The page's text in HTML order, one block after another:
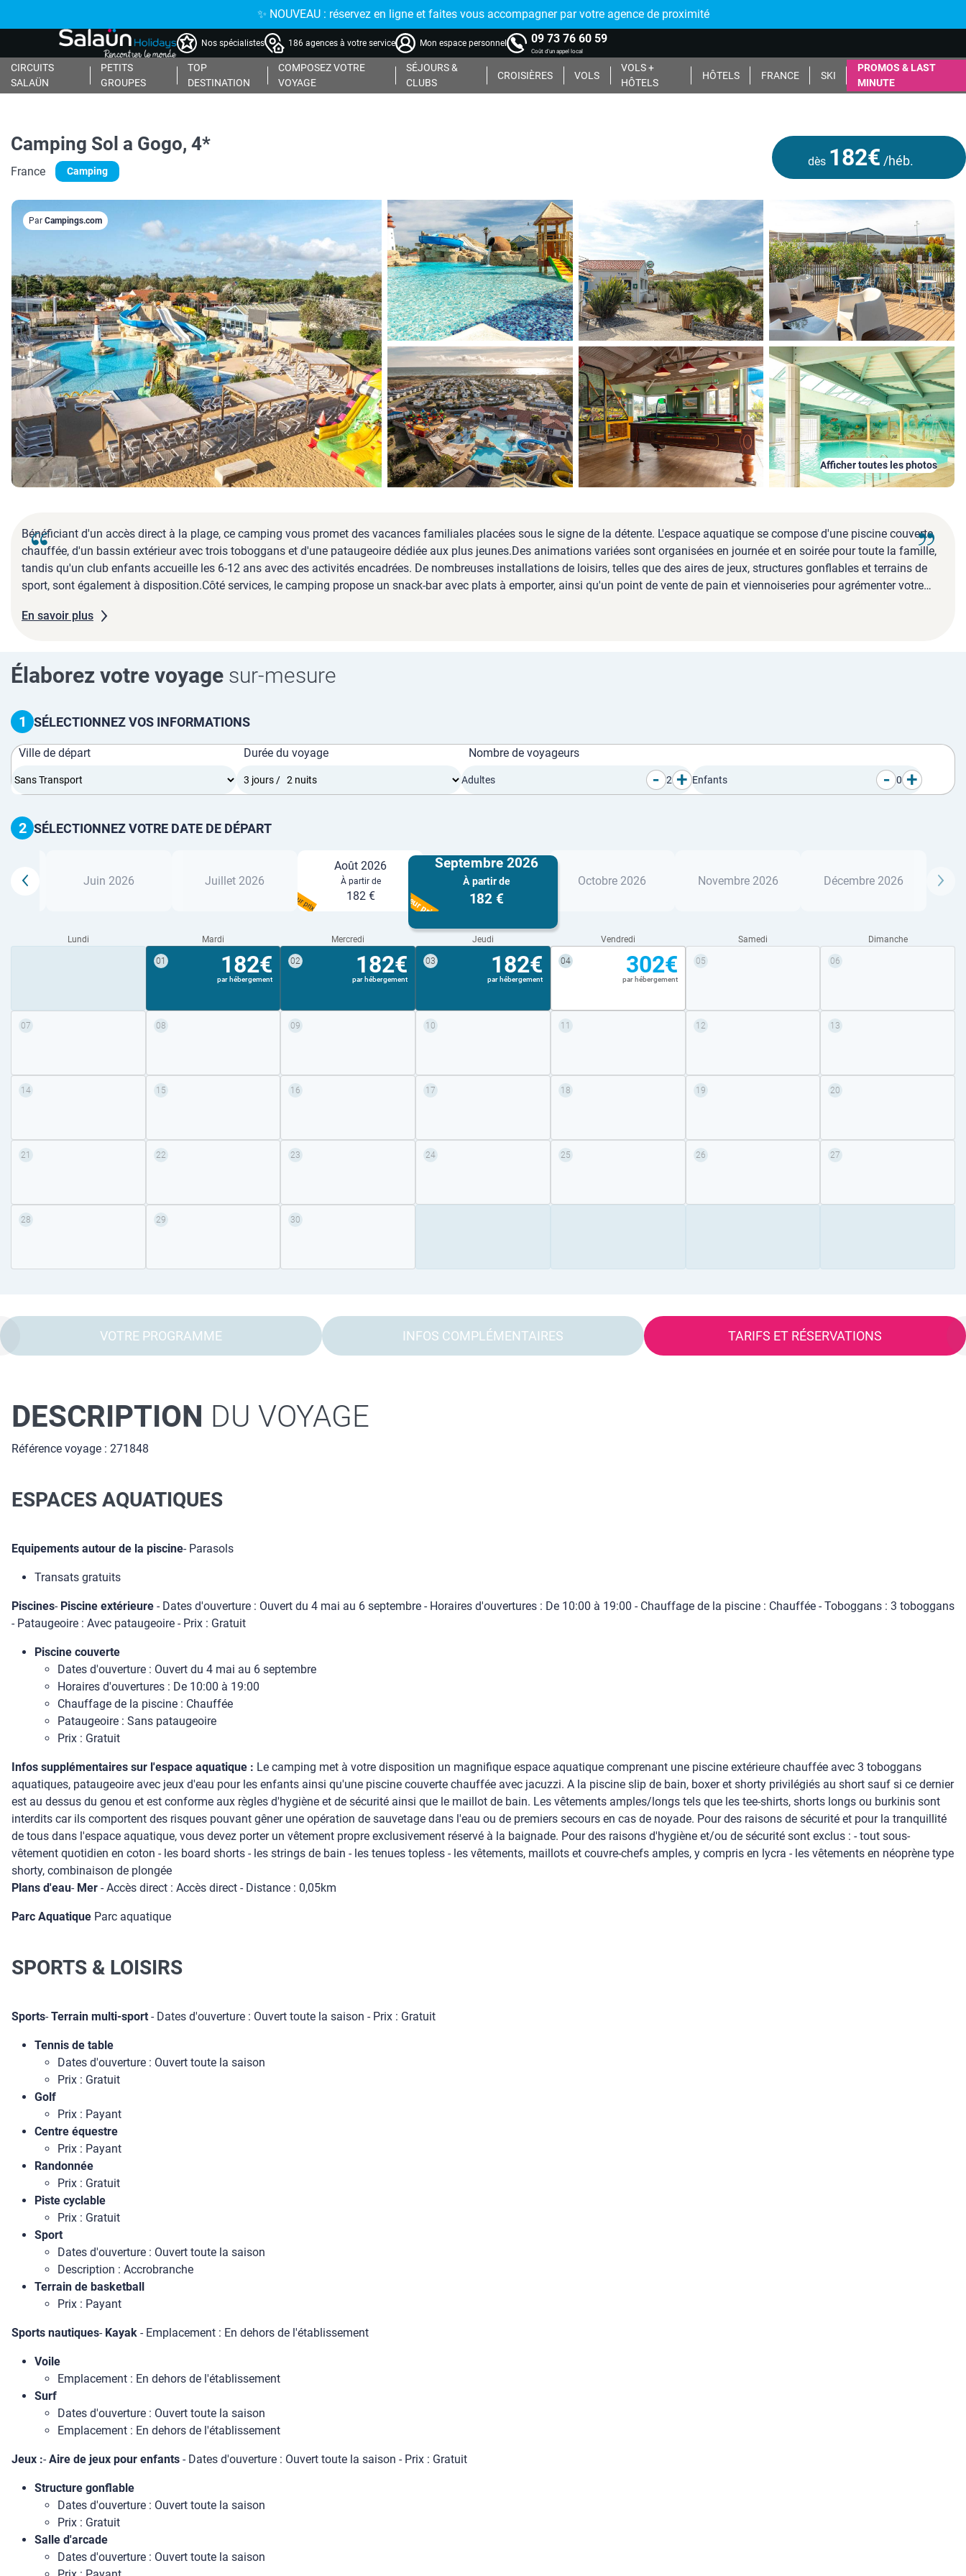
✨ NOUVEAU : réservez en ligne et faites vous accompagner par votre agence de proximité
Nos spécialistes 186 agences à votre service Mon espace personnel 09 73 76 60 59
Coût d'un appel local
CIRCUITS
SALAÜN
PETITS
GROUPES
TOP
DESTINATION
COMPOSEZ VOTRE
VOYAGE
SÉJOURS &
CLUBS
CROISIÈRES VOLS
VOLS +
HÔTELS
HÔTELS FRANCE SKI
PROMOS & LAST
MINUTE
dès 182€ /héb.
Camping Sol a Gogo, 4*
France Camping
Afficher toutes les photos
Par Campings.com
Bénéficiant d'un accès direct à la plage, ce camping vous promet des vacances familiales placées sous le signe de la détente. L'espace aquatique se compose d'une piscine couverte
chauffée, d'un bassin extérieur avec trois toboggans et d'une pataugeoire dédiée aux plus jeunes.Des animations variées sont organisées en journée et en soirée pour toute la famille,
tandis qu'un club enfants accueille les 6-12 ans avec des activités encadrées. De nombreuses installations de loisirs, telles que des aires de jeux, structures gonflables et terrains de
sport, sont également à disposition.Côté services, le camping propose un snack-bar avec plats à emporter, ainsi qu'un point de vente de pain et viennoiseries pour agrémenter votre
En savoir plus
Élaborez votre voyage sur-mesure
1 SÉLECTIONNEZ VOS INFORMATIONS
Ville de départ Durée du voyage Nombre de voyageurs
Adultes - 2 + Enfants - 0 +
2 SÉLECTIONNEZ VOTRE DATE DE DÉPART
Juin 2026 Juillet 2026
Août 2026
À partir de
182 €
Meilleur prix
Septembre 2026
À partir de
182 €
Meilleur prix
Octobre 2026 Novembre 2026 Décembre 2026
Lundi Mardi Mercredi Jeudi Vendredi Samedi Dimanche
01 182€
par hébergement
02 182€
par hébergement
03 182€
par hébergement
04 302€
par hébergement
05 06
07 08 09 10 11 12 13
14 15 16 17 18 19 20
21 22 23 24 25 26 27
28 29 30
VOTRE PROGRAMME INFOS COMPLÉMENTAIRES TARIFS ET RÉSERVATIONS
DESCRIPTION DU VOYAGE
Référence voyage : 271848
ESPACES AQUATIQUES
Equipements autour de la piscine- Parasols
Transats gratuits
Piscines- Piscine extérieure - Dates d'ouverture : Ouvert du 4 mai au 6 septembre - Horaires d'ouvertures : De 10:00 à 19:00 - Chauffage de la piscine : Chauffée - Toboggans : 3 toboggans
- Pataugeoire : Avec pataugeoire - Prix : Gratuit
Piscine couverte
Dates d'ouverture : Ouvert du 4 mai au 6 septembre
Horaires d'ouvertures : De 10:00 à 19:00
Chauffage de la piscine : Chauffée
Pataugeoire : Sans pataugeoire
Prix : Gratuit
Infos supplémentaires sur l'espace aquatique : Le camping met à votre disposition un magnifique espace aquatique comprenant une piscine extérieure chauffée avec 3 toboggans
aquatiques, pataugeoire avec jeux d'eau pour les enfants ainsi qu'une piscine couverte chauffée avec jacuzzi. A la piscine slip de bain, boxer et shorty privilégiés au short sauf si ce dernier
est au dessus du genou et est conforme aux règles d'hygiène et de sécurité ainsi que le maillot de bain. Les vêtements amples/longs tels que les tee-shirts, shorts longs ou burkinis sont
interdits car ils comportent des risques pouvant gêner une opération de sauvetage dans l'eau ou de premiers secours en cas de noyade. Pour des raisons de sécurité et pour la tranquillité
de tous dans l'espace aquatique, vous devez porter un vêtement propre exclusivement réservé à la baignade. Pour des raisons d'hygiène et/ou de sécurité sont exclus : - tout sous-
vêtement quotidien en coton - les board shorts - les strings de bain - les tenues topless - les vêtements, maillots et couvre-chefs amples, y compris en lycra - les vêtements en néoprène type
shorty, combinaison de plongée
Plans d'eau- Mer - Accès direct : Accès direct - Distance : 0,05km
Parc Aquatique Parc aquatique
SPORTS & LOISIRS
Sports-Terrain multi-sport - Dates d'ouverture : Ouvert toute la saison - Prix : Gratuit
Tennis de table
Dates d'ouverture : Ouvert toute la saison
Prix : Gratuit
Golf
Prix : Payant
Centre équestre
Prix : Payant
Randonnée
Prix : Gratuit
Piste cyclable
Prix : Gratuit
Sport
Dates d'ouverture : Ouvert toute la saison
Description : Accrobranche
Terrain de basketball
Prix : Payant
Sports nautiques- Kayak - Emplacement : En dehors de l'établissement
Voile
Emplacement : En dehors de l'établissement
Surf
Dates d'ouverture : Ouvert toute la saison
Emplacement : En dehors de l'établissement
Jeux :-Aire de jeux pour enfants - Dates d'ouverture : Ouvert toute la saison - Prix : Gratuit
Structure gonflable
Dates d'ouverture : Ouvert toute la saison
Prix : Gratuit
Salle d'arcade
Dates d'ouverture : Ouvert toute la saison